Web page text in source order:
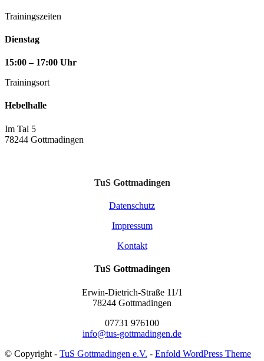
Trainingszeiten
Dienstag
15:00 – 17:00 Uhr
Trainingsort
Hebelhalle
Im Tal 5
78244 Gottmadingen
TuS Gottmadingen
Datenschutz
Impressum
Kontakt
TuS Gottmadingen
Erwin-Dietrich-Straße 11/1
78244 Gottmadingen
07731 976100
info@tus-gottmadingen.de
© Copyright - TuS Gottmadingen e.V. - Enfold WordPress Theme